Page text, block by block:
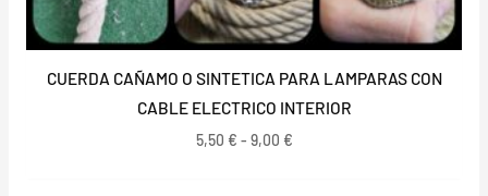
CUERDA CAÑAMO O SINTETICA PARA LAMPARAS CON
CABLE ELECTRICO INTERIOR
5,50 € - 9,00 €